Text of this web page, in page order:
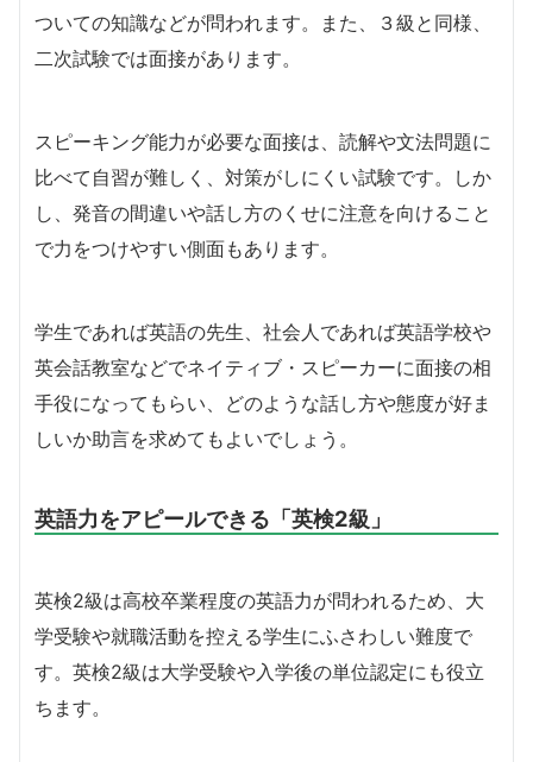
ついての知識などが問われます。また、３級と同様、
二次試験では面接があります。
スピーキング能力が必要な面接は、読解や文法問題に
比べて自習が難しく、対策がしにくい試験です。しか
し、発音の間違いや話し方のくせに注意を向けること
で力をつけやすい側面もあります。
学生であれば英語の先生、社会人であれば英語学校や
英会話教室などでネイティブ・スピーカーに面接の相
手役になってもらい、どのような話し方や態度が好ま
しいか助言を求めてもよいでしょう。
英語力をアピールできる「英検2級」
英検2級は高校卒業程度の英語力が問われるため、大
学受験や就職活動を控える学生にふさわしい難度で
す。英検2級は大学受験や入学後の単位認定にも役立
ちます。